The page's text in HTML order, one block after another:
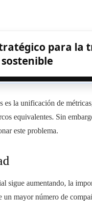
para la
es la unificación de
equivalentes. Sin
este problema.
sigue aumentando, la
mayor número de